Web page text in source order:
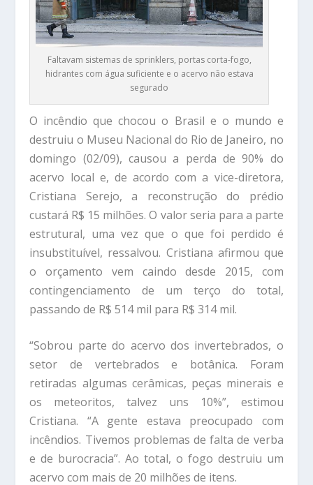
Faltavam sistemas de sprinklers, portas corta-fogo,
hidrantes com água suficiente e o acervo não estava
segurado
O incêndio que chocou o Brasil e o mundo e
destruiu o Museu Nacional do Rio de Janeiro, no
domingo (02/09), causou a perda de 90% do
acervo local e, de acordo com a vice-diretora,
Cristiana Serejo, a reconstrução do prédio
custará R$ 15 milhões. O valor seria para a parte
estrutural, uma vez que o que foi perdido é
insubstituível, ressalvou. Cristiana afirmou que
o orçamento vem caindo desde 2015, com
contingenciamento de um terço do total,
passando de R$ 514 mil para R$ 314 mil.
“Sobrou parte do acervo dos invertebrados, o
setor de vertebrados e botânica. Foram
retiradas algumas cerâmicas, peças minerais e
os meteoritos, talvez uns 10%”, estimou
Cristiana. “A gente estava preocupado com
incêndios. Tivemos problemas de falta de verba
e de burocracia”. Ao total, o fogo destruiu um
acervo com mais de 20 milhões de itens.